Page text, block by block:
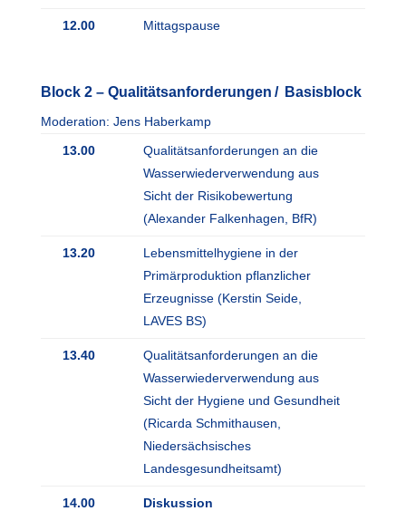
12.00 Mittagspause
Block 2 – Qualitätsanforderungen / Basisblock
Moderation: Jens Haberkamp
13.00
Qualitätsanforderungen an die
Wasserwiederverwendung aus
Sicht der Risikobewertung
(Alexander Falkenhagen, BfR)
13.20
Lebensmittelhygiene in der
Primärproduktion pflanzlicher
Erzeugnisse (Kerstin Seide,
LAVES BS)
13.40
Qualitätsanforderungen an die
Wasserwiederverwendung aus
Sicht der Hygiene und Gesundheit
(Ricarda Schmithausen,
Niedersächsisches
Landesgesundheitsamt)
14.00 Diskussion